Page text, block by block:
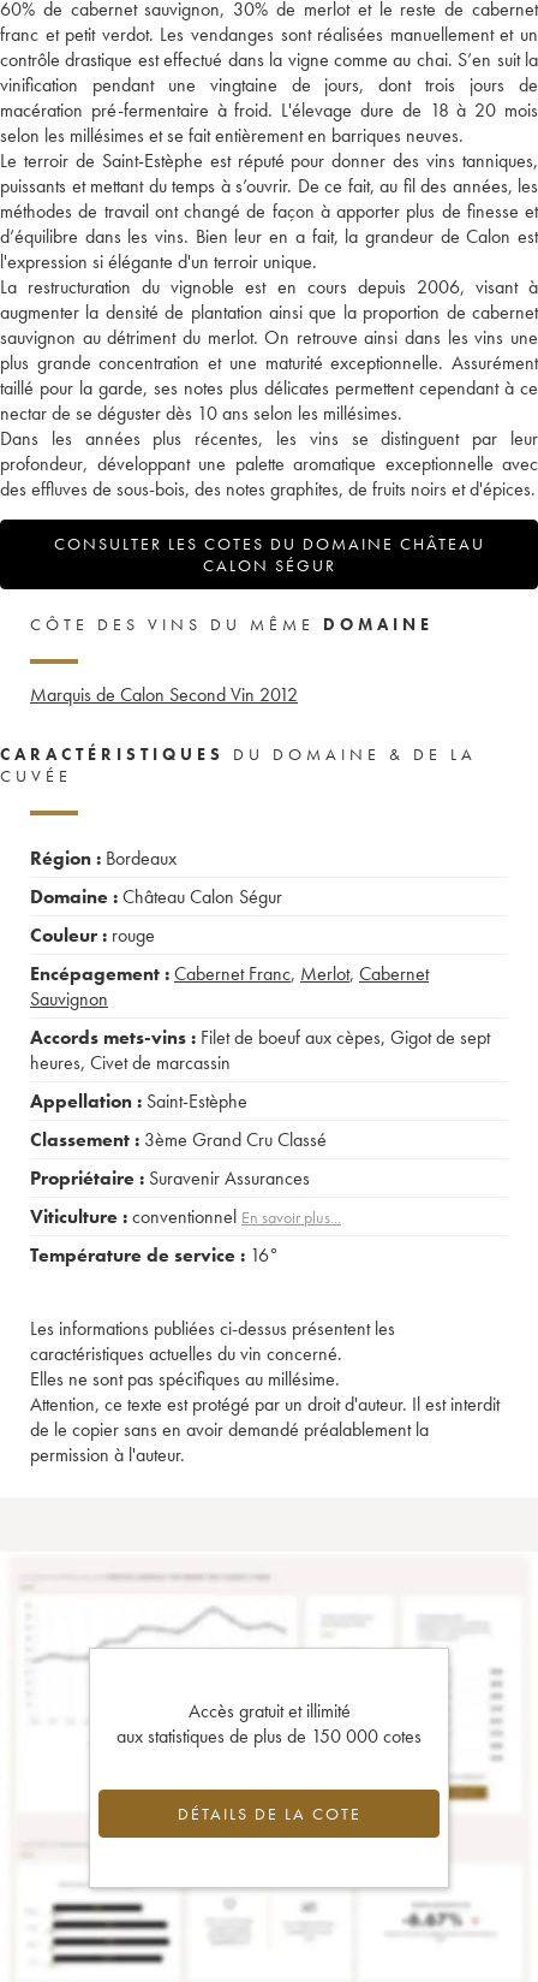
60% de cabernet sauvignon, 30% de merlot et le reste de cabernet
franc et petit verdot. Les vendanges sont réalisées manuellement et un
contrôle drastique est effectué dans la vigne comme au chai. S’en suit la
vinification pendant une vingtaine de jours, dont trois jours de
macération pré-fermentaire à froid. L'élevage dure de 18 à 20 mois
selon les millésimes et se fait entièrement en barriques neuves.
Le terroir de Saint-Estèphe est réputé pour donner des vins tanniques,
puissants et mettant du temps à s’ouvrir. De ce fait, au fil des années, les
méthodes de travail ont changé de façon à apporter plus de finesse et
d’équilibre dans les vins. Bien leur en a fait, la grandeur de Calon est
l'expression si élégante d'un terroir unique.
La restructuration du vignoble est en cours depuis 2006, visant à
augmenter la densité de plantation ainsi que la proportion de cabernet
sauvignon au détriment du merlot. On retrouve ainsi dans les vins une
plus grande concentration et une maturité exceptionnelle. Assurément
taillé pour la garde, ses notes plus délicates permettent cependant à ce
nectar de se déguster dès 10 ans selon les millésimes.
Dans les années plus récentes, les vins se distinguent par leur
profondeur, développant une palette aromatique exceptionnelle avec
des effluves de sous-bois, des notes graphites, de fruits noirs et d'épices.
CONSULTER LES COTES DU DOMAINE CHÂTEAU
CALON SÉGUR
CÔTE DES VINS DU MÊME DOMAINE
Marquis de Calon Second Vin 2012
CARACTÉRISTIQUES
DU DOMAINE & DE LA
CUVÉE
Région : Bordeaux
Domaine :Château Calon Ségur
Couleur : rouge
Encépagement :Cabernet Franc, Merlot, Cabernet
Sauvignon
Accords mets-vins : Filet de boeuf aux cèpes, Gigot de sept
heures, Civet de marcassin
Appellation : Saint-Estèphe
Classement : 3ème Grand Cru Classé
Propriétaire : Suravenir Assurances
Viticulture :conventionnel En savoir plus...
Température de service : 16°
Les informations publiées ci-dessus présentent les
caractéristiques actuelles du vin concerné.
Elles ne sont pas spécifiques au millésime.
Attention, ce texte est protégé par un droit d'auteur. Il est interdit
de le copier sans en avoir demandé préalablement la
permission à l'auteur.
Accès gratuit et illimité
aux statistiques de plus de 150 000 cotes
DÉTAILS DE LA COTE